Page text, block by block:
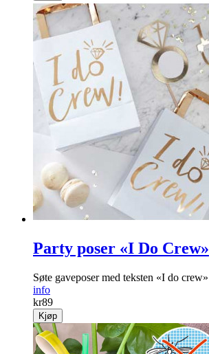
Party poser «I Do Crew»
Søte gaveposer med teksten «I do crew»
info
kr89
Kjøp